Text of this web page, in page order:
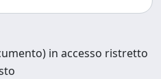
in accesso ristretto